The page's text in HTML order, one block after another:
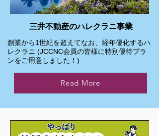
三井不動産のハレクラニ事業
創業から1世紀を超えてなお、経年優化するハ
レクラニ (JCCNC会員の皆様に特別優待プラ
ンをご用意しました！)
Read More